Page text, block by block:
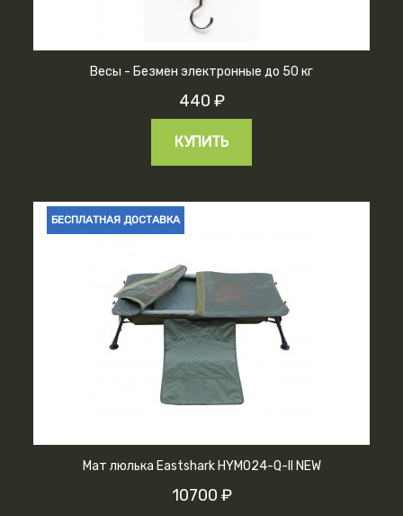
Весы - Безмен электронные до 50 кг
440 ₽
КУПИТЬ
БЕСПЛАТНАЯ ДОСТАВКА
Мат люлька Eastshark HYM024-Q-ll NEW
10700 ₽